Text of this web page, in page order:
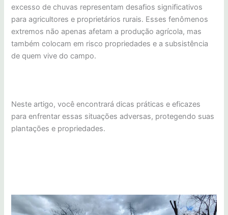
excesso de chuvas representam desafios significativos
para agricultores e proprietários rurais. Esses fenômenos
extremos não apenas afetam a produção agrícola, mas
também colocam em risco propriedades e a subsistência
de quem vive do campo.
Neste artigo, você encontrará dicas práticas e eficazes
para enfrentar essas situações adversas, protegendo suas
plantações e propriedades.